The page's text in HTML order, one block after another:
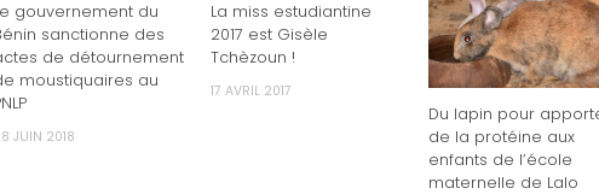
gouvernement du
sanctionne des
de détournement
moustiquaires au
JUIN 2018
La miss estudiantine
2017 est Gisèle
Tchèzoun !
17 AVRIL 2017
Du lapin pour
de la protéine aux
enfants de l’école
maternelle de Lalo